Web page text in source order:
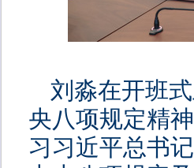
刘淼在开班
央八项规定精
习习近平总书